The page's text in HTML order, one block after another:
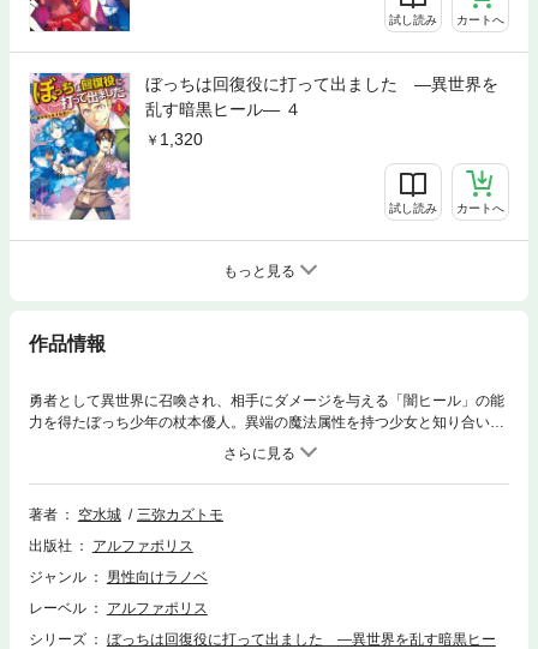
試し読み カートへ
ぼっちは回復役に打って出ました ―異世界を
乱す暗黒ヒール― ４
1,320
試し読み カートへ
もっと見る
作品情報
勇者として異世界に召喚され、相手にダメージを与える「闇ヒール」の能
力を得たぼっち少年の杖本優人。異端の魔法属性を持つ少女と知り合い、
彼女とともに迷宮攻略を目指す優人は、冒険者たちによる大規模攻略部隊
への参加を決意する。だが、迷宮の奥で待ち受けるのは、脅威の回復力を
持つ厄介なボス「キングトレント」。時間が経つほどにHPを回復してし
まう反則級のボスに対して、優人は闇の継続回復魔法で対抗する！
著者 空水城
三弥カズトモ
出版社
アルファポリス
ジャンル
男性向けラノベ
レーベル
アルファポリス
シリーズ
ぼっちは回復役に打って出ました ―異世界を乱す暗黒ヒー